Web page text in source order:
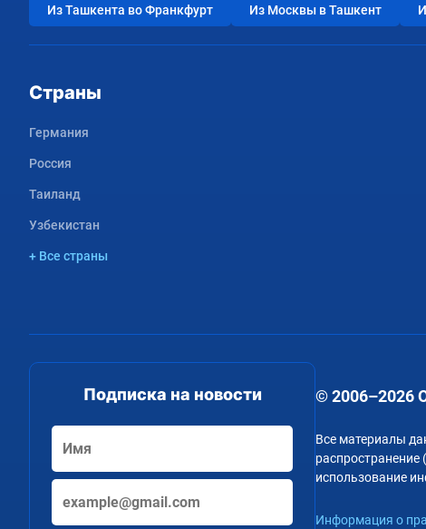
Из Ташкента во Франкфурт Из Москвы в Ташкент
Страны
Германия
Россия
Таиланд
Узбекистан
+ Все страны
Подписка на новости © 2006–2026
Все материалы
распространение
использование
Информация о